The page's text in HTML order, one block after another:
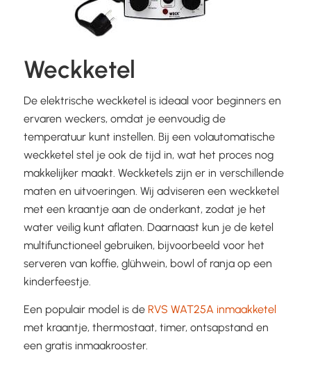
Weckketel
De elektrische weckketel is ideaal voor beginners en
ervaren weckers, omdat je eenvoudig de
temperatuur kunt instellen. Bij een volautomatische
weckketel stel je ook de tijd in, wat het proces nog
makkelijker maakt. Weckketels zijn er in verschillende
maten en uitvoeringen. Wij adviseren een weckketel
met een kraantje aan de onderkant, zodat je het
water veilig kunt aflaten. Daarnaast kun je de ketel
multifunctioneel gebruiken, bijvoorbeeld voor het
serveren van koffie, glühwein, bowl of ranja op een
kinderfeestje.
Een populair model is deRVS WAT25A inmaakketel
met kraantje, thermostaat, timer, ontsapstand en
een gratis inmaakrooster.